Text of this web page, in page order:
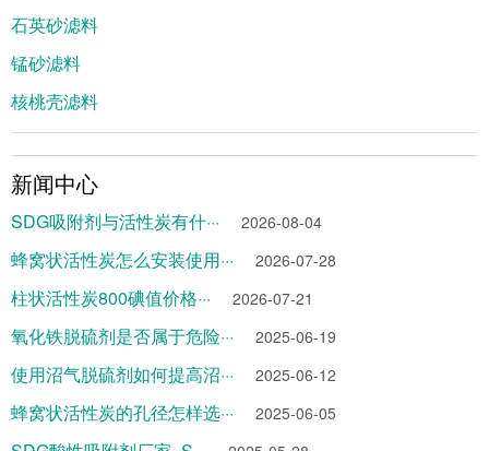
石英砂滤料
锰砂滤料
核桃壳滤料
新闻中心
SDG吸附剂与活性炭有什··· 2026-08-04
蜂窝状活性炭怎么安装使用··· 2026-07-28
柱状活性炭800碘值价格··· 2026-07-21
氧化铁脱硫剂是否属于危险··· 2025-06-19
使用沼气脱硫剂如何提高沼··· 2025-06-12
蜂窝状活性炭的孔径怎样选··· 2025-06-05